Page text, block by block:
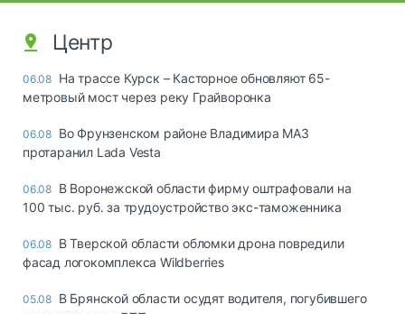
Центр
06.08 На трассе Курск – Касторное обновляют 65-
метровый мост через реку Грайворонка
06.08 Во Фрунзенском районе Владимира МАЗ
протаранил Lada Vesta
06.08 В Воронежской области фирму оштрафовали на
100 тыс. руб. за трудоустройство экс-таможенника
06.08 В Тверской области обломки дрона повредили
фасад логокомплекса Wildberries
05.08 В Брянской области осудят водителя, погубившего